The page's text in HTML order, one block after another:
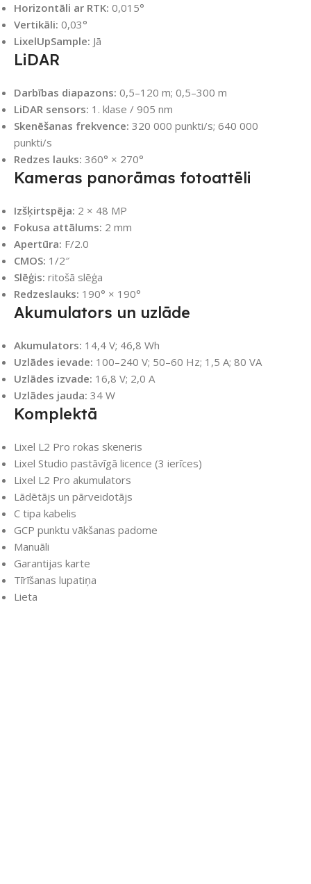
Horizontāli ar RTK: 0,015°
Vertikāli: 0,03°
LixelUpSample: Jā
LiDAR
Darbības diapazons: 0,5–120 m; 0,5–300 m
LiDAR sensors: 1. klase / 905 nm
Skenēšanas frekvence: 320 000 punkti/s; 640 000
punkti/s
Redzes lauks: 360° × 270°
Kameras panorāmas fotoattēli
Izšķirtspēja: 2 × 48 MP
Fokusa attālums: 2 mm
Apertūra: F/2.0
CMOS: 1/2″
Slēģis: ritošā slēģa
Redzeslauks: 190° × 190°
Akumulators un uzlāde
Akumulators: 14,4 V; 46,8 Wh
Uzlādes ievade: 100–240 V; 50–60 Hz; 1,5 A; 80 VA
Uzlādes izvade: 16,8 V; 2,0 A
Uzlādes jauda: 34 W
Komplektā
Lixel L2 Pro rokas skeneris
Lixel Studio pastāvīgā licence (3 ierīces)
Lixel L2 Pro akumulators
Lādētājs un pārveidotājs
C tipa kabelis
GCP punktu vākšanas padome
Manuāli
Garantijas karte
Tīrīšanas lupatiņa
Lieta